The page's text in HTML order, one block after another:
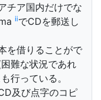
チア国内だけでな
ⅱでCDを郵送し
を借りることがで
難な状況であれ
行っている。
及び点字のコピ